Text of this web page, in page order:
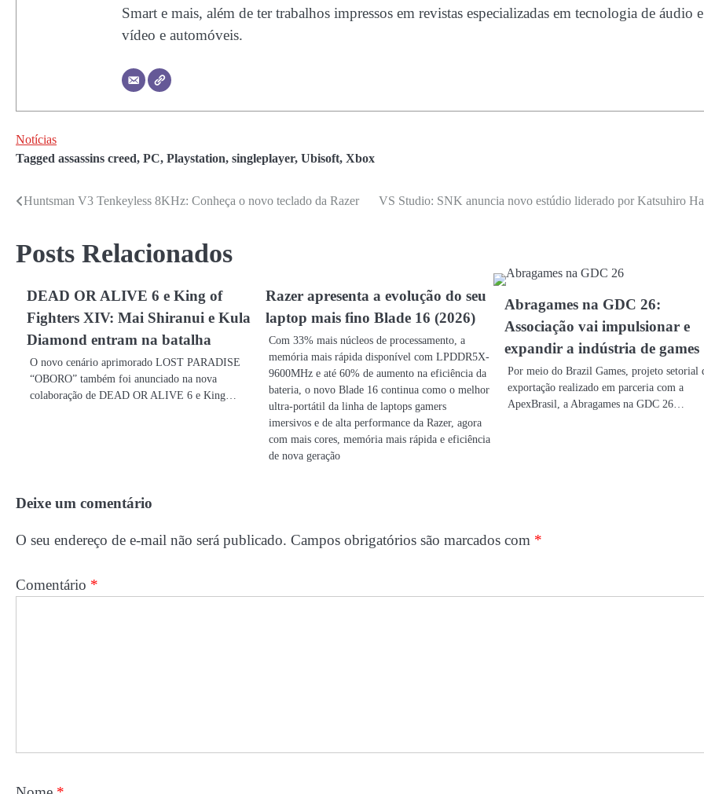
Smart e mais, além de ter trabalhos impressos em revistas especializadas em tecnologia de áudio e
vídeo e automóveis.
Notícias
Tagged assassins creed, PC, Playstation, singleplayer, Ubisoft, Xbox
Navegação
Post
Huntsman V3 Tenkeyless 8KHz: Conheça o novo teclado da Razer VS Studio: SNK anuncia novo estúdio liderado por Katsuhiro
Posts Relacionados
DEAD OR ALIVE 6 e King of
Fighters XIV: Mai Shiranui e Kula
Diamond entram na batalha
O novo cenário aprimorado LOST PARADISE
“OBORO” também foi anunciado na nova
colaboração de DEAD OR ALIVE 6 e King…
Razer apresenta a evolução do seu
laptop mais fino Blade 16 (2026)
Com 33% mais núcleos de processamento, a
memória mais rápida disponível com LPDDR5X-
9600MHz e até 60% de aumento na eficiência da
bateria, o novo Blade 16 continua como o melhor
ultra-portátil da linha de laptops gamers
imersivos e de alta performance da Razer, agora
com mais cores, memória mais rápida e eficiência
de nova geração
Abragames na GDC 26:
Associação vai impulsionar e
expandir a indústria de games
Por meio do Brazil Games, projeto setorial
exportação realizado em parceria com a
ApexBrasil, a Abragames na GDC 26…
Deixe um comentário
O seu endereço de e-mail não será publicado. Campos obrigatórios são marcados com *
Comentário *